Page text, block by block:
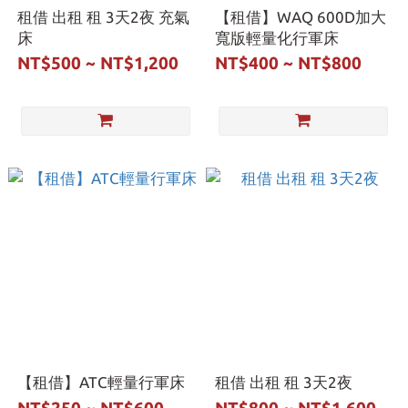
租借 出租 租 3天2夜 充氣
床
NT$500 ~ NT$1,200
【租借】WAQ 600D加大
寬版輕量化行軍床
NT$400 ~ NT$800
【租借】ATC輕量行軍床 租借 出租 租 3天2夜